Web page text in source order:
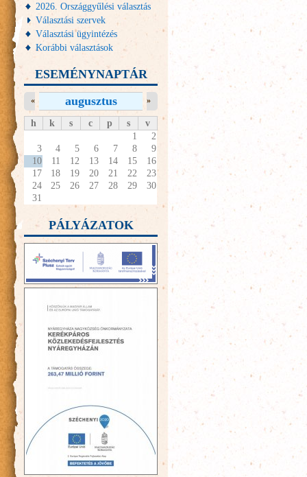
2026. Országgyűlési választás
Választási szervek
Választási ügyintézés
Korábbi választások
ESEMÉNYNAPTÁR
augusztus
« »
h k s c p s
v
1
2
3
4 5 6 7 8
9
10
11 12 13 14 15
16
17
18 19 20 21 22
23
24
25 26 27 28 29
30
31
PÁLYÁZATOK